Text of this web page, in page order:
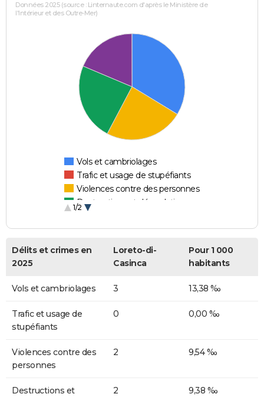
Données 2025 (source : Linternaute.com d'après le Ministère de
l'Intérieur et des Outre-Mer)
Vols et cambriolages
Trafic et usage de stupéfiants
Violences contre des personnes
Destructions et dégradations
1/2
Délits et crimes en
2025
Loreto-di-
Casinca
Pour 1 000
habitants
Vols et cambriolages 3 13,38 ‰
Trafic et usage de
stupéfiants
0 0,00 ‰
Violences contre des
personnes
2 9,54 ‰
Destructions et
2 9,38 ‰